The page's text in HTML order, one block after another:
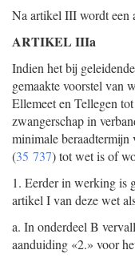
Na artikel III wordt een
ARTIKEL IIIa
Indien het bij
gemaakte voorstel van
Ellemeet en Tellegen
zwangerschap in
minimale beraadtermijn
(35 737) tot wet is of
1. Eerder in werking is
artikel I van deze wet
a. In onderdeel B
aanduiding «2.» voor